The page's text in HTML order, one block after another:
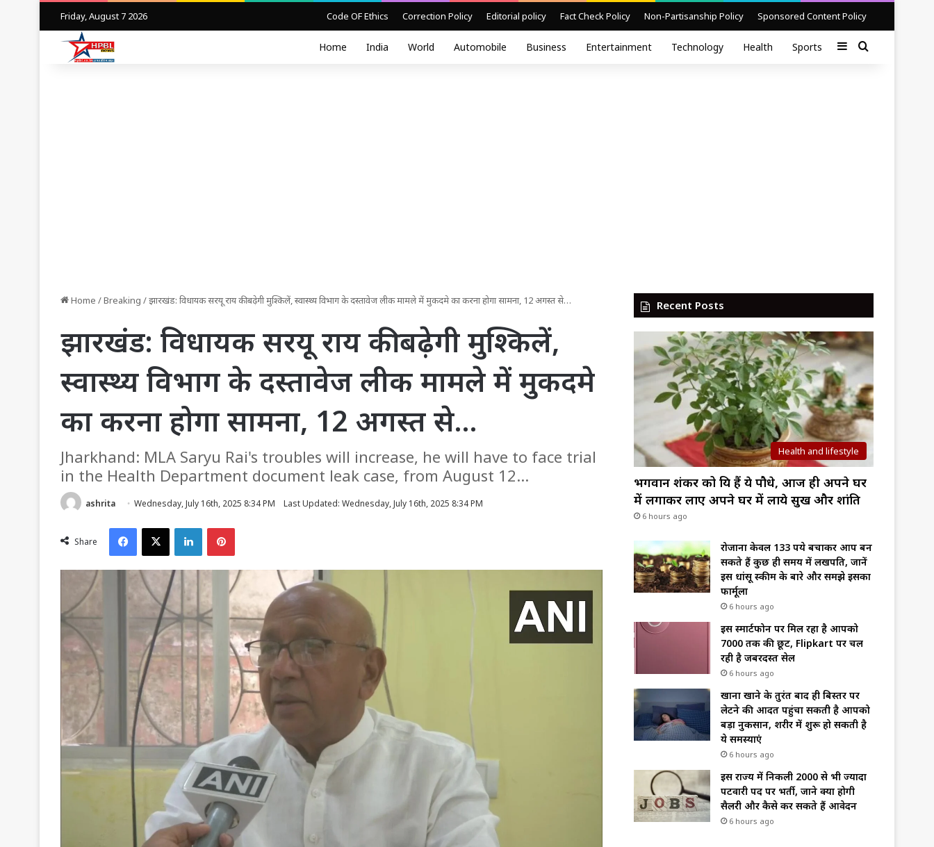
Friday, August 7 2026 Code OF Ethics Correction Policy Editorial policy Fact Check Policy Non-Partisanship Policy Sponsored Content Policy
Home India World Automobile Business Entertainment Technology Health Sports SidebarSearch for
Home /Breaking /झारखंड: विधायक सरयू राय की बढ़ेगी मुश्किलें, स्वास्थ्य विभाग के दस्तावेज लीक मामले में मुकदमे का करना होगा सामना, 12 अगस्त से…
झारखंड: विधायक सरयू राय की बढ़ेगी मुश्किलें,
स्वास्थ्य विभाग के दस्तावेज लीक मामले में मुकदमे
का करना होगा सामना, 12 अगस्त से…
Jharkhand: MLA Saryu Rai's troubles will increase, he will have to face trial
in the Health Department document leak case, from August 12...
ashrita Wednesday, July 16th, 2025 8:34 PM Last Updated: Wednesday, July 16th, 2025 8:34 PM
Share
Facebook
X LinkedInPinterest
Recent Posts
Health and lifestyle
भगवान शंकर को प्रिय हैं ये पौधे, आज ही अपने घर
में लगाकर लाए अपने घर में लाये सुख और शांति
6 hours ago
रोजाना केवल 133 रुपये बचाकर आप बन
सकते हैं कुछ ही समय में लखपति, जानें
इस धांसू स्कीम के बारे और समझे इसका
फार्मूला
6 hours ago
इस स्मार्टफोन पर मिल रहा है आपको
₹7000 तक की छूट, Flipkart पर चल
रही है जबरदस्त सेल
6 hours ago
खाना खाने के तुरंत बाद ही बिस्तर पर
लेटने की आदत पहुंचा सकती है आपको
बड़ा नुकसान, शरीर में शुरू हो सकती है
ये समस्याएं
6 hours ago
इस राज्य में निकली 2000 से भी ज्यादा
पटवारी पद पर भर्ती, जाने क्या होगी
सैलरी और कैसे कर सकते हैं आवेदन
6 hours ago